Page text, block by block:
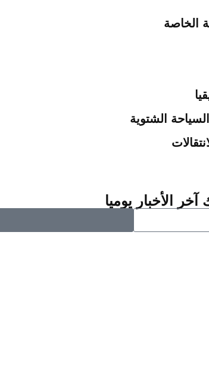
الخاصة
الأخبار يوميا